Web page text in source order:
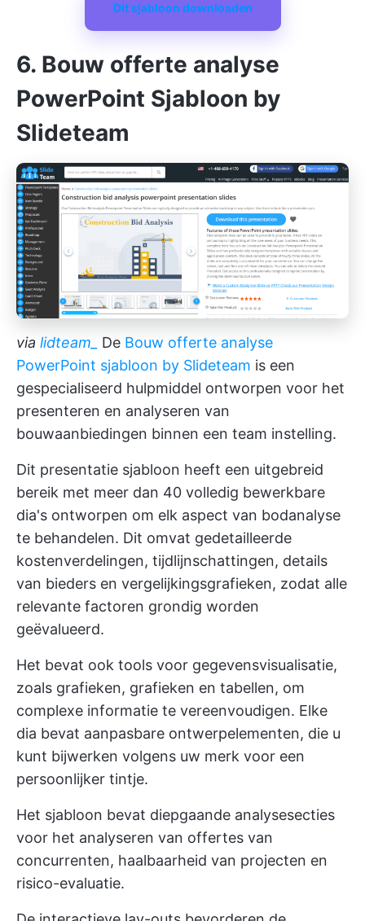
Dit sjabloon downloaden
6. Bouw offerte analyse
PowerPoint Sjabloon by
Slideteam
via lidteam_ De Bouw offerte analyse
PowerPoint sjabloon by Slideteam is een
gespecialiseerd hulpmiddel ontworpen voor het
presenteren en analyseren van
bouwaanbiedingen binnen een team instelling.
Dit presentatie sjabloon heeft een uitgebreid
bereik met meer dan 40 volledig bewerkbare
dia's ontworpen om elk aspect van bodanalyse
te behandelen. Dit omvat gedetailleerde
kostenverdelingen, tijdlijnschattingen, details
van bieders en vergelijkingsgrafieken, zodat alle
relevante factoren grondig worden
geëvalueerd.
Het bevat ook tools voor gegevensvisualisatie,
zoals grafieken, grafieken en tabellen, om
complexe informatie te vereenvoudigen. Elke
dia bevat aanpasbare ontwerpelementen, die u
kunt bijwerken volgens uw merk voor een
persoonlijker tintje.
Het sjabloon bevat diepgaande analysesecties
voor het analyseren van offertes van
concurrenten, haalbaarheid van projecten en
risico-evaluatie.